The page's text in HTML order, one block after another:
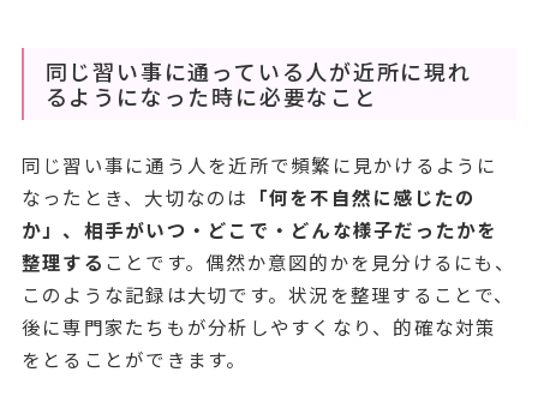
同じ習い事に通っている人が近所に現れ
るようになった時に必要なこと
同じ習い事に通う人を近所で頻繁に見かけるように
なったとき、大切なのは 「何を不自然に感じたの
か」、相手がいつ・どこで・どんな様子だったかを
整理する ことです。偶然か意図的かを見分けるにも、
このような記録は大切です。状況を整理することで、
後に専門家たちもが分析しやすくなり、的確な対策
をとることができます。